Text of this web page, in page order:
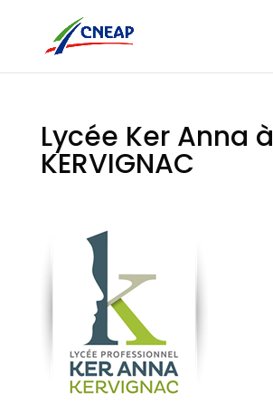
Lycée Ker Anna à
KERVIGNAC